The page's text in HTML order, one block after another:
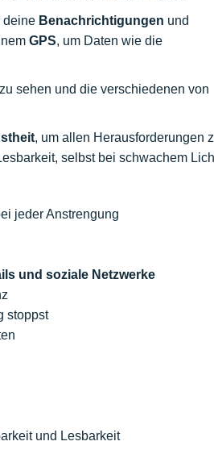
deine Benachrichtigungen und
GPS, um Daten wie die
sehen und die verschiedenen von
, um allen Herausforderungen
selbst bei schwachem
jeder Anstrengung
und soziale Netzwerke
stoppst
und Lesbarkeit